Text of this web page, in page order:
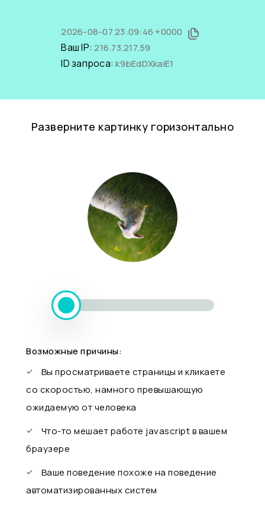
2026-08-07 23:09:46 +0000
Ваш IP:216.73.217.59
ID запроса:k9bEdDXkaiE1
Разверните картинку горизонтально
Возможные причины:
Вы просматриваете страницы и кликаете
со скоростью, намного превышающую
ожидаемую от человека
Что-то мешает работе javascript в вашем
браузере
Ваше поведение похоже на поведение
автоматизированных систем